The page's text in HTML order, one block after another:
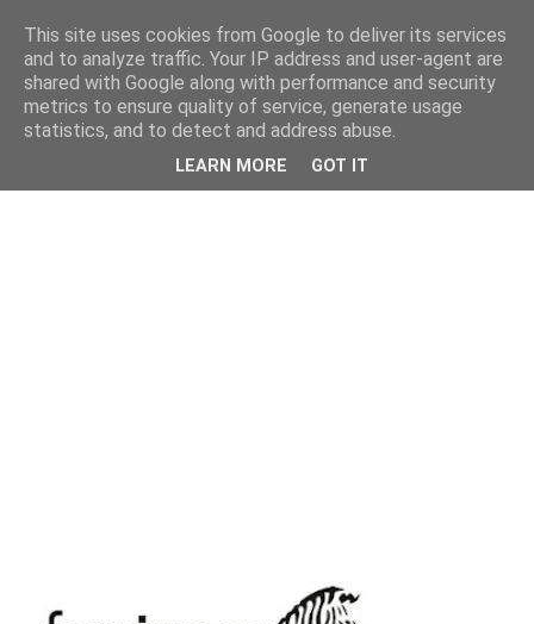
This site uses cookies from Google to deliver its services
and to analyze traffic. Your IP address and user-agent are
shared with Google along with performance and security
metrics to ensure quality of service, generate usage
statistics, and to detect and address abuse.
LEARN MORE GOT IT